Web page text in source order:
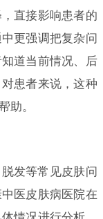
直接影响患者的
更强调把复杂问
道当前情况、后
患者来说，这种
助。
发等常见皮肤问
医皮肤病医院在